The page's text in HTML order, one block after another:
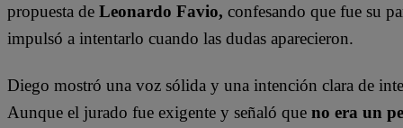
propuesta de Leonardo Favio, confesando que fue su
impulsó a intentarlo cuando las dudas aparecieron.
Diego mostró una voz sólida y una intención clara de
Aunque el jurado fue exigente y señaló que no era un